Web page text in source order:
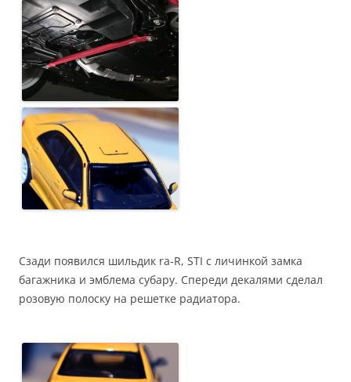
Сзади появился шильдик ra-R, STI с личинкой замка
багажника и эмблема субару. Спереди декалями сделал
розовую полоску на решетке радиатора.